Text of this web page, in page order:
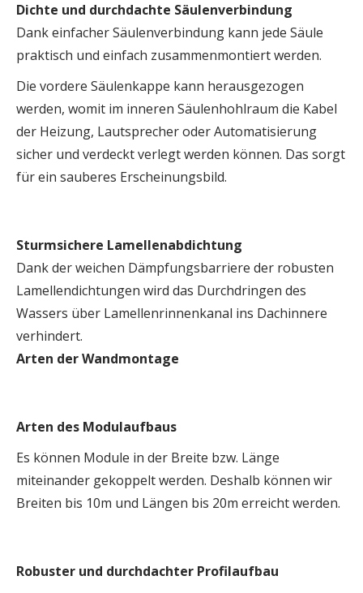
Dichte und durchdachte Säulenverbindung
Dank einfacher Säulenverbindung kann jede Säule
praktisch und einfach zusammenmontiert werden.
Die vordere Säulenkappe kann herausgezogen
werden, womit im inneren Säulenhohlraum die Kabel
der Heizung, Lautsprecher oder Automatisierung
sicher und verdeckt verlegt werden können. Das sorgt
für ein sauberes Erscheinungsbild.
Sturmsichere Lamellenabdichtung
Dank der weichen Dämpfungsbarriere der robusten
Lamellendichtungen wird das Durchdringen des
Wassers über Lamellenrinnenkanal ins Dachinnere
verhindert.
Arten der Wandmontage
Arten des Modulaufbaus
Es können Module in der Breite bzw. Länge
miteinander gekoppelt werden. Deshalb können wir
Breiten bis 10m und Längen bis 20m erreicht werden.
Robuster und durchdachter Profilaufbau